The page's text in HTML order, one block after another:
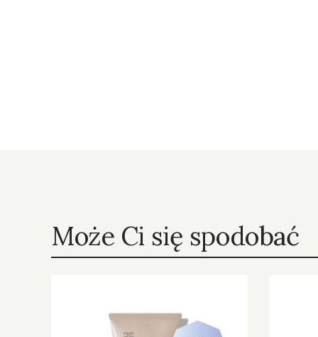
Może Ci się spodobać